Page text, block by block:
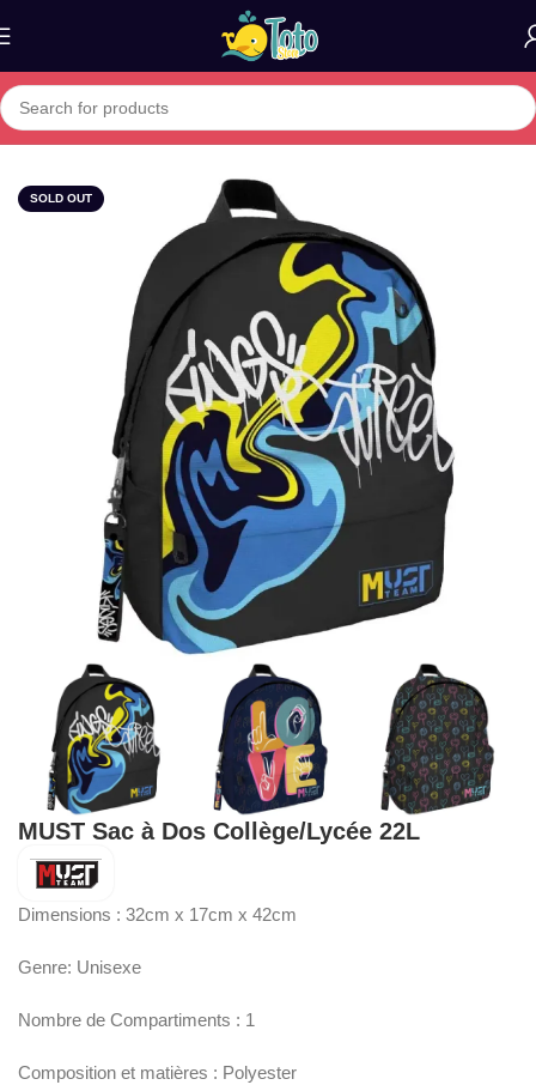
Home»Boutique»MUST Sac à Dos Collège/Lycée 22L
SOLD OUT
MUST Sac à Dos Collège/Lycée 22L
Dimensions : 32cm x 17cm x 42cm
Genre: Unisexe
Nombre de Compartiments : 1
Composition et matières : Polyester